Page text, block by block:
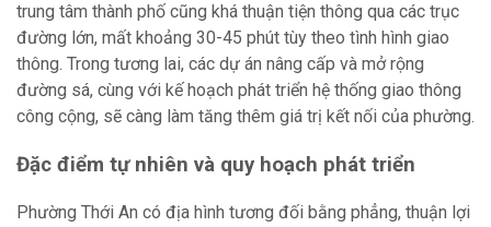
trung tâm thành phố cũng khá thuận tiện thông qua các trục
đường lớn, mất khoảng 30-45 phút tùy theo tình hình giao
thông. Trong tương lai, các dự án nâng cấp và mở rộng
đường sá, cùng với kế hoạch phát triển hệ thống giao thông
công cộng, sẽ càng làm tăng thêm giá trị kết nối của phường.
Đặc điểm tự nhiên và quy hoạch phát triển
Phường Thới An có địa hình tương đối bằng phẳng, thuận lợi